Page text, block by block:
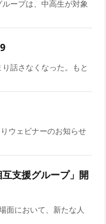
ープは、中高生が対象
話さなくなった。もと
ウェビナーのお知らせ
互支援グループ」開
面において、新たな人